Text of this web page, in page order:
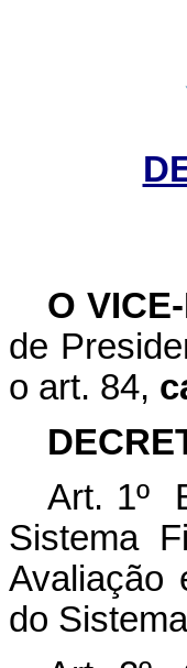
O
de
o art. 84,
Art. 1º
Sistema
Avaliação
do